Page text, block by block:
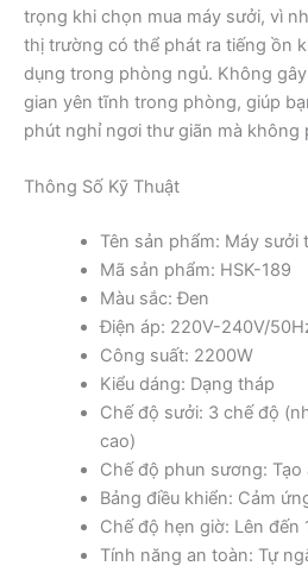
trọng khi chọn mua máy sưởi, vì
thị trường có thể phát ra tiếng ồn
dụng trong phòng ngủ. Không
gian yên tĩnh trong phòng, giúp
phút nghỉ ngơi thư giãn mà không
Thông Số Kỹ Thuật
Tên sản phẩm: Máy sưởi
Mã sản phẩm: HSK-189
Màu sắc: Đen
Điện áp: 220V-240V/
Công suất: 2200W
Kiểu dáng: Dạng tháp
Chế độ sưởi: 3 chế độ
cao)
Chế độ phun sương: Tạo
Bảng điều khiển: Cảm
Chế độ hẹn giờ: Lên đến
Tính năng an toàn: Tự